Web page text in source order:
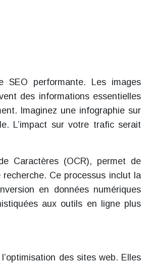
SEO performante. Les images
des informations essentielles
Imaginez une infographie sur
L’impact sur votre trafic serait
Caractères (OCR), permet de
Ce processus inclut la
en données numériques
aux outils en ligne plus
des sites web. Elles